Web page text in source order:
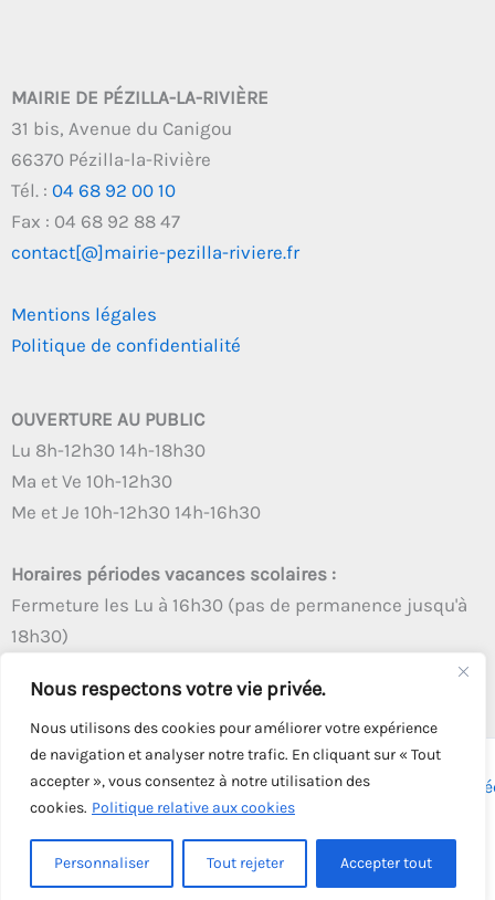
Nous respectons votre vie privée.
Nous utilisons des cookies pour améliorer votre expérience
de navigation et analyser notre trafic. En cliquant sur « Tout
accepter », vous consentez à notre utilisation des
cookies. Politique relative aux cookies
Personnaliser Tout rejeter Accepter tout
MAIRIE DE PÉZILLA-LA-RIVIÈRE
31 bis, Avenue du Canigou
66370 Pézilla-la-Rivière
Tél. : 04 68 92 00 10
Fax : 04 68 92 88 47
contact[@]mairie-pezilla-riviere.fr
Mentions légales
Politique de confidentialité
OUVERTURE AU PUBLIC
Lu 8h-12h30 14h-18h30
Ma et Ve 10h-12h30
Me et Je 10h-12h30 14h-16h30
Horaires périodes vacances scolaires :
Fermeture les Lu à 16h30 (pas de permanence jusqu'à
18h30)
Copyright © 2026 - Tous droits réservés - | Webmaster
Solution